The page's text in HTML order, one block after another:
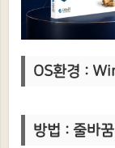
OS환경 :
방법 : 줄바